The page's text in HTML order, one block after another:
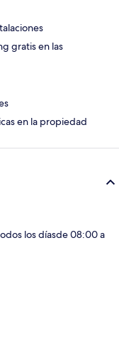
gratis en las
en la propiedad
los díasde 08:00 a